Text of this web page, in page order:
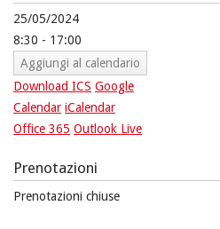
25/05/2024
8:30 - 17:00
Aggiungi al calendario
Download ICS Google
Calendar iCalendar
Office 365 Outlook Live
Prenotazioni
Prenotazioni chiuse